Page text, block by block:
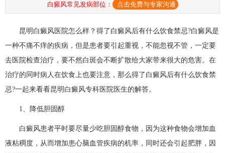
白癜风常见发病部位： 点击免费与专家沟通
昆明白癜风医院怎么样？得了白癜风后有什么饮食禁忌?白癜风是
一种不痛不痒的疾病，但是患者要引起重视，不能忽视不管，一定要
去医院检查治疗，要不然白斑会不断扩散给大家带来很大的危害。在
治疗的同时病人在饮食上也要注意，那么得了白癜风后有什么饮食禁
忌?一起来看看昆明白癜风专科医院医生的解答。
1、降低胆固醇
白癜风患者平时要尽量少吃胆固醇食物，因为这种食物会增加血
液粘稠度，从而增加患心脑血管疾病的机率，同时还会引起肥胖，因